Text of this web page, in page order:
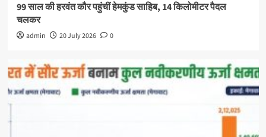
99 साल की हरवंत कौर पहुंचीं हेमकुंड साहिब, 14 किलोमीटर पैदल
चलकर
admin 20 July 2026 0